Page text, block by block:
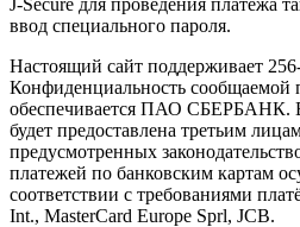
ввод специального пароля.
Настоящий сайт поддерживает
Конфиденциальность сообщаемой
обеспечивается ПАО СБЕРБАНК.
будет предоставлена третьим
предусмотренных
платежей по банковским картам
соответствии с требованиями
Int., MasterCard Europe Sprl, JCB.